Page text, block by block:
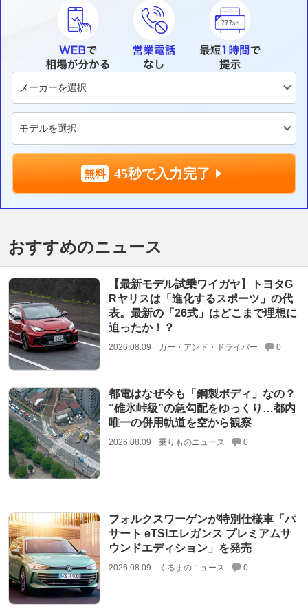
45秒で入力完了
おすすめのニュース
【最新モデル試乗ワイガヤ】トヨタG
Rヤリスは「進化するスポーツ」の代
表。最新の「26式」はどこまで理想に
迫ったか！？
2026.08.09 カー・アンド・ドライバー 0
都電はなぜ今も「鋼製ボディ」なの？
“碓氷峠級”の急勾配をゆっくり…都内
唯一の併用軌道を空から観察
2026.08.09 乗りものニュース 0
フォルクスワーゲンが特別仕様車「パ
サート eTSIエレガンス プレミアムサ
ウンドエディション」を発売
2026.08.09 くるまのニュース 0